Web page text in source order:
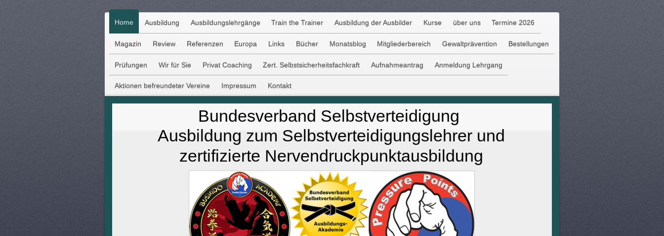
Home Ausbildung Ausbildungslehrgänge Train the Trainer Ausbildung der Ausbilder Kurse über uns Termine 2026
Magazin Review Referenzen Europa Links Bücher Monatsblog Mitgliederbereich Gewaltprävention Bestellungen
Prüfungen Wir für Sie Privat Coaching Zert. Selbstsicherheitsfachkraft Aufnahmeantrag Anmeldung Lehrgang
Aktionen befreundeter Vereine Impressum Kontakt
Bundesverband Selbstverteidigung
Ausbildung zum Selbstverteidigungslehrer und
zertifizierte Nervendruckpunktausbildung